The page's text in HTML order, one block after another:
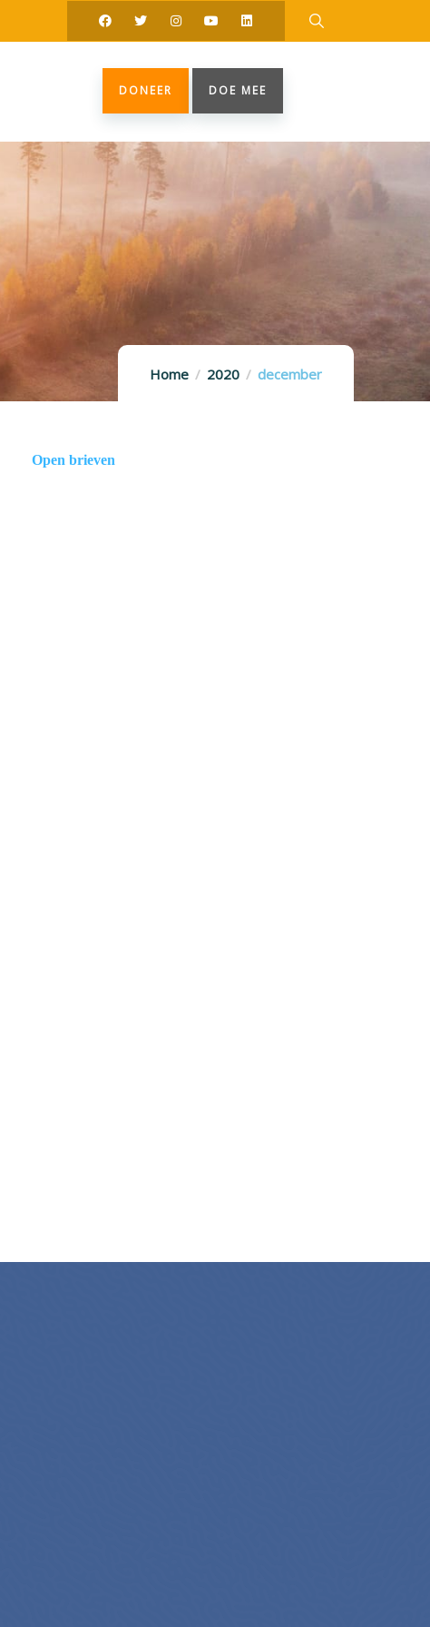
DONEER DOE MEE
Home 2020 december
Open brieven